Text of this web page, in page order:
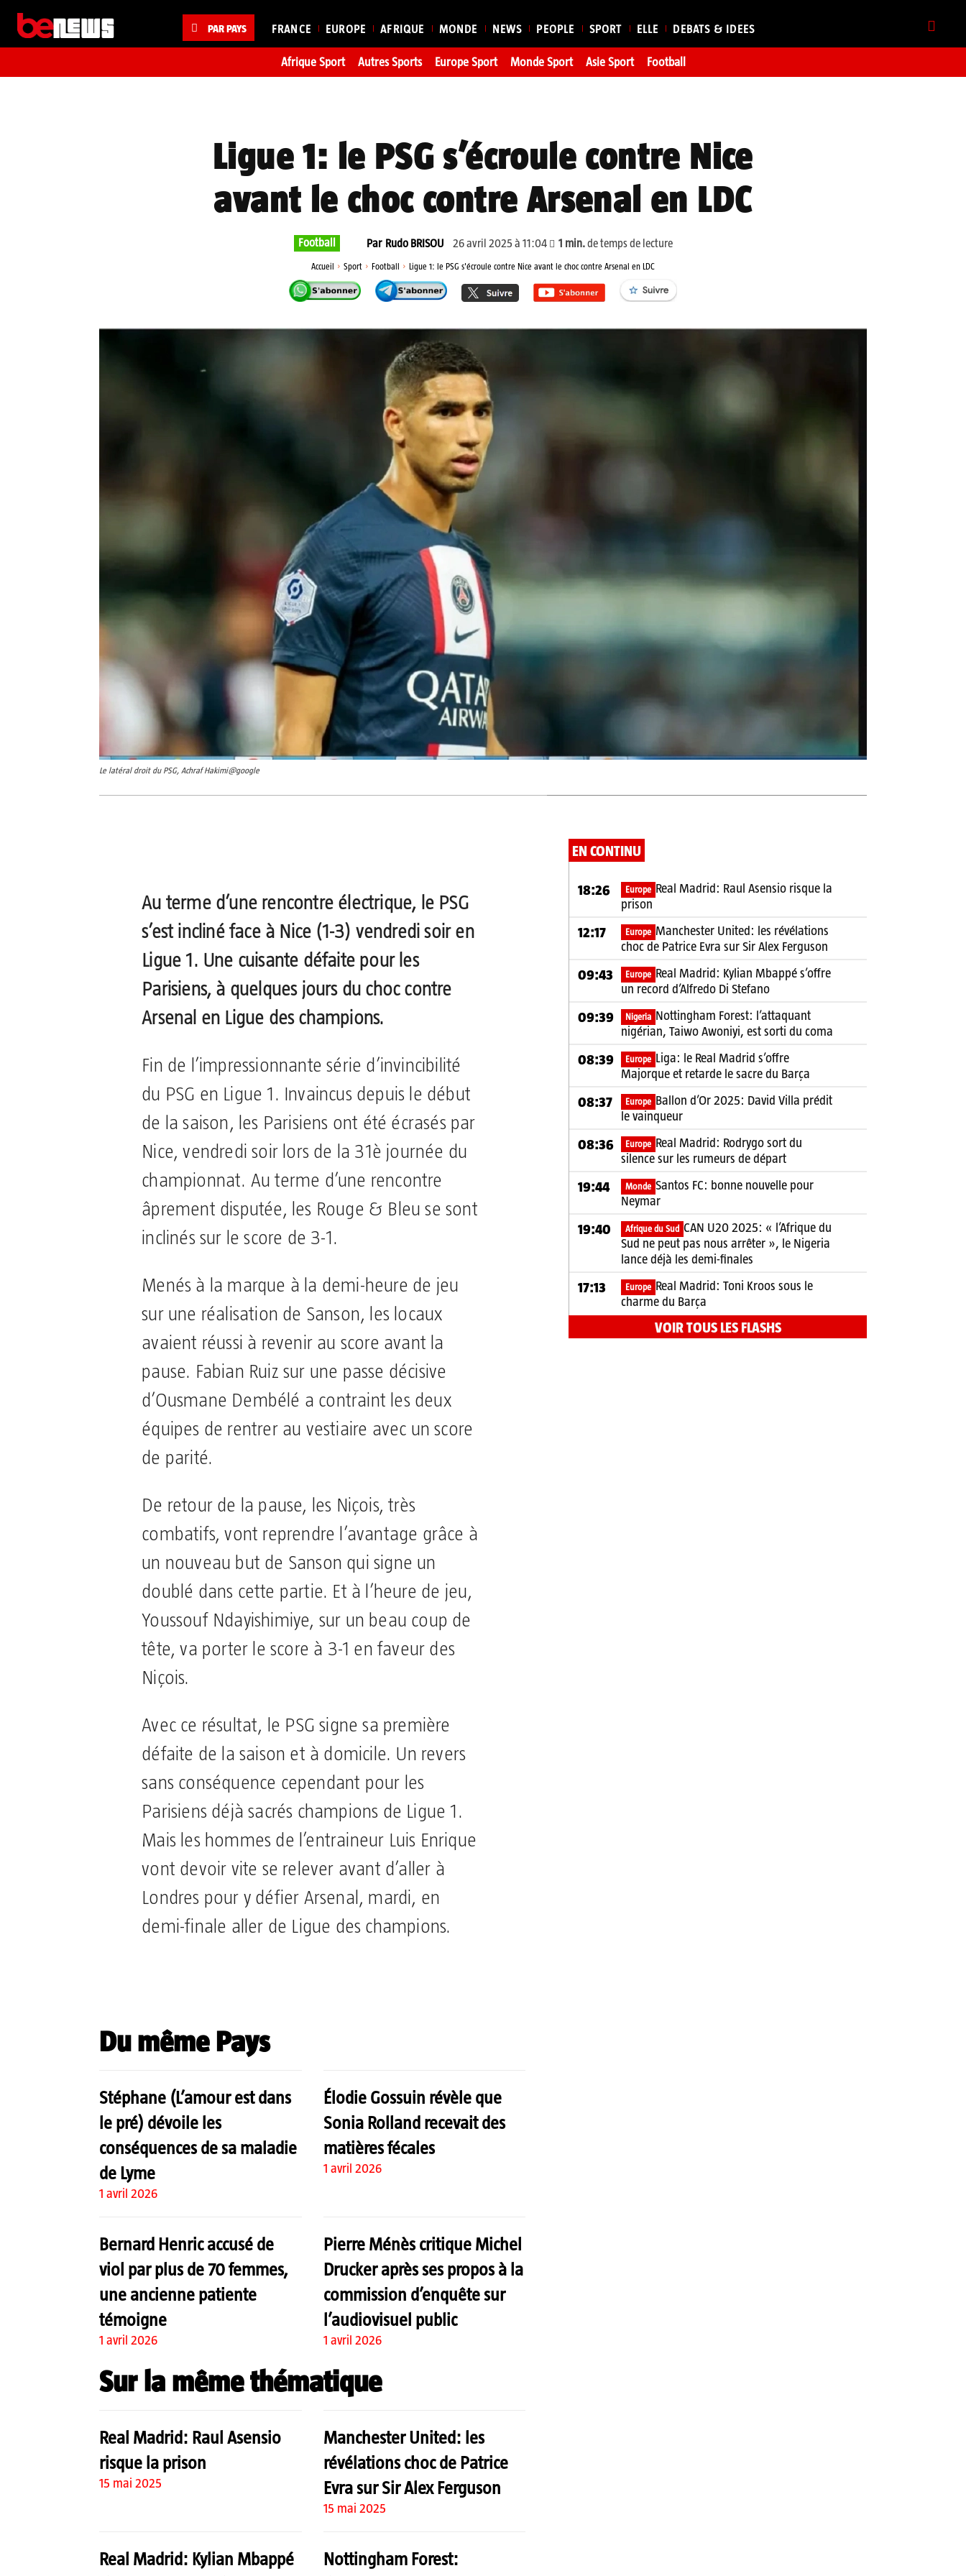
PAR PAYS FRANCE EUROPE AFRIQUE MONDE NEWS PEOPLE SPORT ELLE DEBATS & IDEES
Afrique Sport Autres Sports Europe Sport Monde Sport Asie Sport Football
Ligue 1: le PSG s’écroule contre Nice
avant le choc contre Arsenal en LDC
Football Par Rudo BRISOU 26 avril 2025 à 11:04 1 min. de temps de lecture
Accueil Sport Football Ligue 1: le PSG s'écroule contre Nice avant le choc contre Arsenal en LDC
Le latéral droit du PSG, Achraf Hakimi@google
Au terme d’une rencontre électrique, le PSG
s’est incliné face à Nice (1-3) vendredi soir en
Ligue 1. Une cuisante défaite pour les
Parisiens, à quelques jours du choc contre
Arsenal en Ligue des champions.
Fin de l’impressionnante série d’invincibilité
du PSG en Ligue 1. Invaincus depuis le début
de la saison, les Parisiens ont été écrasés par
Nice, vendredi soir lors de la 31è journée du
championnat. Au terme d’une rencontre
âprement disputée, les Rouge & Bleu se sont
inclinés sur le score de 3-1.
Menés à la marque à la demi-heure de jeu
sur une réalisation de Sanson, les locaux
avaient réussi à revenir au score avant la
pause. Fabian Ruiz sur une passe décisive
d’Ousmane Dembélé a contraint les deux
équipes de rentrer au vestiaire avec un score
de parité.
De retour de la pause, les Niçois, très
combatifs, vont reprendre l’avantage grâce à
un nouveau but de Sanson qui signe un
doublé dans cette partie. Et à l’heure de jeu,
Youssouf Ndayishimiye, sur un beau coup de
tête, va porter le score à 3-1 en faveur des
Niçois.
Avec ce résultat, le PSG signe sa première
défaite de la saison et à domicile. Un revers
sans conséquence cependant pour les
Parisiens déjà sacrés champions de Ligue 1.
Mais les hommes de l’entraineur Luis Enrique
vont devoir vite se relever avant d’aller à
Londres pour y défier Arsenal, mardi, en
demi-finale aller de Ligue des champions.
Du même Pays
Stéphane (L’amour est dans
le pré) dévoile les
conséquences de sa maladie
de Lyme
1 avril 2026
Élodie Gossuin révèle que
Sonia Rolland recevait des
matières fécales
1 avril 2026
Bernard Henric accusé de
viol par plus de 70 femmes,
une ancienne patiente
témoigne
1 avril 2026
Pierre Ménès critique Michel
Drucker après ses propos à la
commission d’enquête sur
l’audiovisuel public
1 avril 2026
Sur la même thématique
Real Madrid: Raul Asensio
risque la prison
15 mai 2025
Manchester United: les
révélations choc de Patrice
Evra sur Sir Alex Ferguson
15 mai 2025
Real Madrid: Kylian Mbappé
Nottingham Forest:
EN CONTINU
18:26 Europe Real Madrid: Raul Asensio risque la
prison
12:17 Europe Manchester United: les révélations
choc de Patrice Evra sur Sir Alex Ferguson
09:43 Europe Real Madrid: Kylian Mbappé s’offre
un record d’Alfredo Di Stefano
09:39 Nigeria Nottingham Forest: l’attaquant
nigérian, Taiwo Awoniyi, est sorti du coma
08:39 Europe Liga: le Real Madrid s’offre
Majorque et retarde le sacre du Barça
08:37 Europe Ballon d’Or 2025: David Villa prédit
le vainqueur
08:36 Europe Real Madrid: Rodrygo sort du
silence sur les rumeurs de départ
19:44 Monde Santos FC: bonne nouvelle pour
Neymar
19:40 Afrique du Sud CAN U20 2025: « l’Afrique du
Sud ne peut pas nous arrêter », le Nigeria
lance déjà les demi-finales
17:13 Europe Real Madrid: Toni Kroos sous le
charme du Barça
VOIR TOUS LES FLASHS